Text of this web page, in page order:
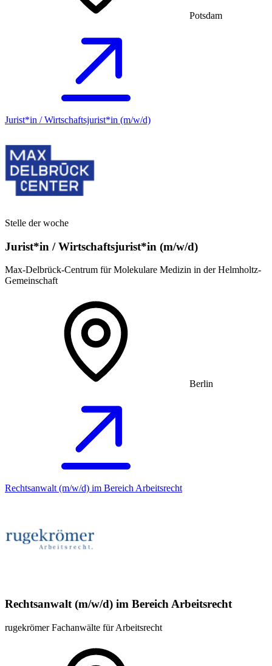
Potsdam
Jurist*in / Wirtschafts­jurist*in (m/w/d)
Stelle der woche
Jurist*in / Wirtschafts­jurist*in (m/w/d)
Max-Delbrück-Centrum für Molekulare Medizin in der Helmholtz-
Gemeinschaft
Berlin
Rechtsanwalt (m/w/d) im Bereich Arbeitsrecht
Rechtsanwalt (m/w/d) im Bereich Arbeitsrecht
rugekrömer Fachanwälte für Arbeitsrecht